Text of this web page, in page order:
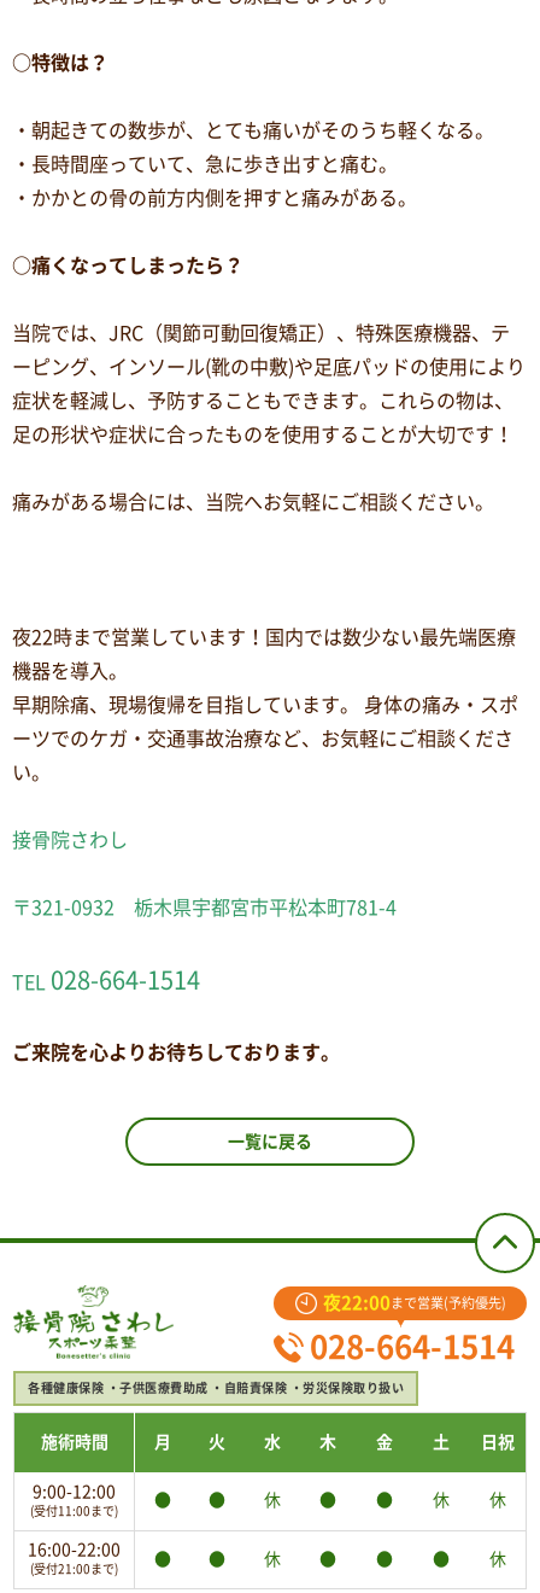
○特徴は？
・朝起きての数歩が、とても痛いがそのうち軽くなる。
・長時間座っていて、急に歩き出すと痛む。
・かかとの骨の前方内側を押すと痛みがある。
○痛くなってしまったら？
当院では、JRC（関節可動回復矯正）、特殊医療機器、テ
ーピング、インソール(靴の中敷)や足底パッドの使用により
症状を軽減し、予防することもできます。これらの物は、
足の形状や症状に合ったものを使用することが大切です！
痛みがある場合には、当院へお気軽にご相談ください。
夜22時まで営業しています！国内では数少ない最先端医療
機器を導入。
早期除痛、現場復帰を目指しています。 身体の痛み・スポ
ーツでのケガ・交通事故治療など、お気軽にご相談くださ
い。
接骨院さわし
〒321-0932 栃木県宇都宮市平松本町781-4
TEL 028-664-1514
ご来院を心よりお待ちしております。
一覧に戻る
夜22:00 まで営業(予約優先)
028-664-1514
各種健康保険 子供医療費助成 自賠責保険 労災保険取り扱い
施術時間 月 火 水 木 金 土 日祝
9:00-12:00
(受付11:00まで)
● ● 休 ● ● 休 休
16:00-22:00
(受付21:00まで)
● ● 休 ● ● ● 休